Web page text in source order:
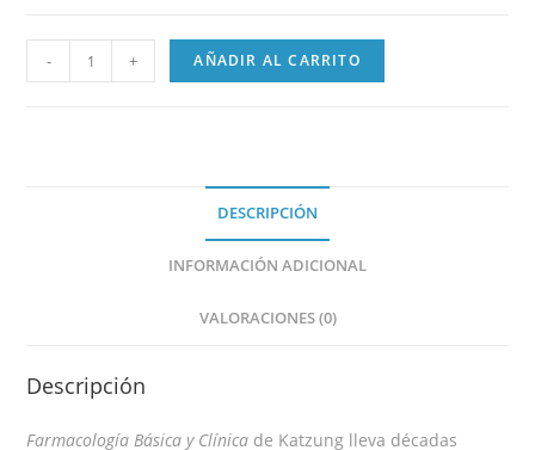
- + AÑADIR AL CARRITO
DESCRIPCIÓN
INFORMACIÓN ADICIONAL
VALORACIONES (0)
Descripción
Farmacología Básica y Clínica de Katzung lleva décadas